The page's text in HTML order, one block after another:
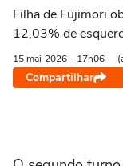
Filha de Fujimori
12,03% de
15 mai 2026 - 17h06
Compartilhar